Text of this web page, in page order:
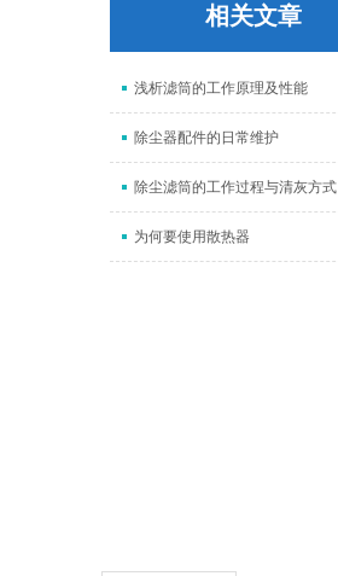
相关文章
浅析滤筒的工作原理及性能
除尘器配件的日常维护
除尘滤筒的工作过程与清灰方式
为何要使用散热器